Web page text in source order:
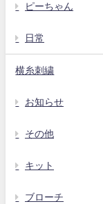
ピーちゃん
日常
横糸刺繍
お知らせ
その他
キット
ブローチ